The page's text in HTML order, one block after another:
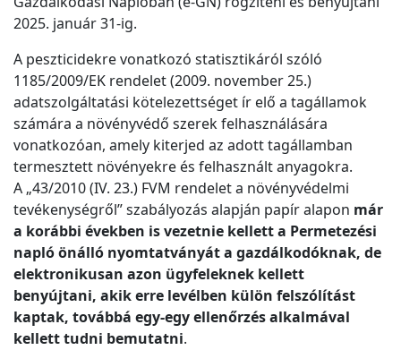
2025. január 31-ig.
A peszticidekre vonatkozó statisztikáról szóló
1185/2009/EK rendelet (2009. november 25.)
adatszolgáltatási kötelezettséget ír elő a tagállamok
számára a növényvédő szerek felhasználására
vonatkozóan, amely kiterjed az adott tagállamban
termesztett növényekre és felhasznált anyagokra.
A „43/2010 (IV. 23.) FVM rendelet a növényvédelmi
tevékenységről” szabályozás alapján papír alapon már
a korábbi években is vezetnie kellett a Permetezési
napló önálló nyomtatványát a gazdálkodóknak, de
elektronikusan azon ügyfeleknek kellett
benyújtani, akik erre levélben külön felszólítást
kaptak, továbbá egy-egy ellenőrzés alkalmával
kellett tudni bemutatni.